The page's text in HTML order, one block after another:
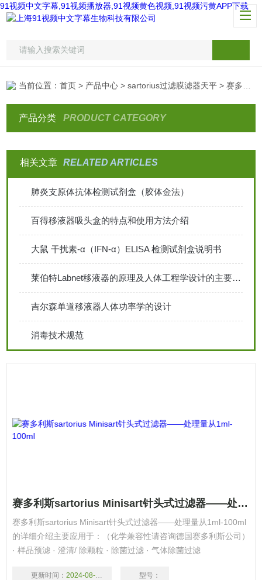
91视频中文字幕,91视频播放器,91视频黄色视频,91视频污黄APP下载
当前位置：首页 > 产品中心 >sartorius过滤膜滤器天平 > 赛多利斯sartorius针头滤器
产品分类 PRODUCT CATEGORY
相关文章 RELATED ARTICLES
肺炎支原体抗体检测试剂盒（胶体金法）
百得移液器吸头盒的特点和使用方法介绍
大鼠 干扰素-α（IFN-α）ELISA 检测试剂盒说明书
莱伯特Labnet移液器的原理及人体工程学设计的主要考虑
吉尔森单道移液器人体功率学的设计
消毒技术规范
赛多利斯sartorius Minisart针头式过滤器——处理量从1ml-100ml
赛多利斯sartorius Minisart针头式过滤器——处理量从1ml-100ml
的详细介绍主要应用于：（化学兼容性请咨询德国赛多利斯公司）
· 样品预滤 · 澄清/ 除颗粒 · 除菌过滤 · 气体除菌过滤
更新时间： 2024-08-18 型号：